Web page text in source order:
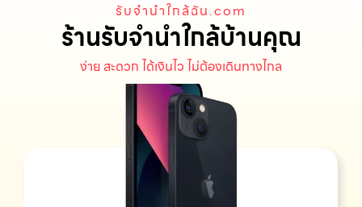
รับจํานําใกล้ฉัน.com
ร้านรับจำนำใกล้บ้านคุณ
ง่าย สะดวก ได้เงินไว ไม่ต้องเดินทางไกล